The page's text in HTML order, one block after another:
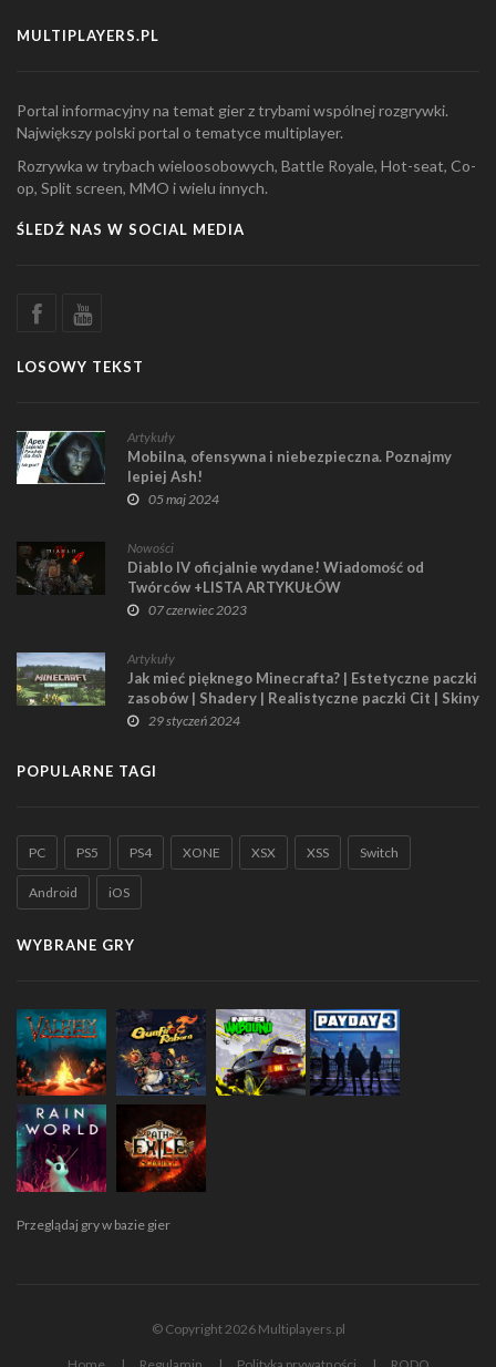
MULTIPLAYERS.PL
Portal informacyjny na temat gier z trybami wspólnej rozgrywki.
Największy polski portal o tematyce multiplayer.
Rozrywka w trybach wieloosobowych, Battle Royale, Hot-seat, Co-
op, Split screen, MMO i wielu innych.
ŚLEDŹ NAS W SOCIAL MEDIA
LOSOWY TEKST
Artykuły
Mobilna, ofensywna i niebezpieczna. Poznajmy
lepiej Ash!
05 maj 2024
Nowości
Diablo IV oficjalnie wydane! Wiadomość od
Twórców +LISTA ARTYKUŁÓW
07 czerwiec 2023
Artykuły
Jak mieć pięknego Minecrafta? | Estetyczne paczki
zasobów | Shadery | Realistyczne paczki Cit | Skiny
| Inne dodatki
29 styczeń 2024
POPULARNE TAGI
PC PS5 PS4 XONE XSX XSS Switch
Android iOS
WYBRANE GRY
Przeglądaj gry w bazie gier
© Copyright 2026 Multiplayers.pl